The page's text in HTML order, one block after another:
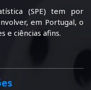
(SPE) tem por
em Portugal, o
e ciências afins.